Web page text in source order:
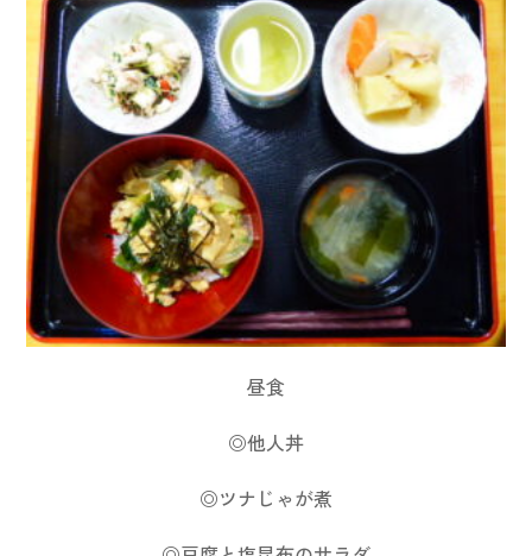
昼食
◎他人丼
◎ツナじゃが煮